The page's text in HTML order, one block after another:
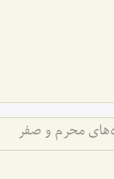
محرم و صفر